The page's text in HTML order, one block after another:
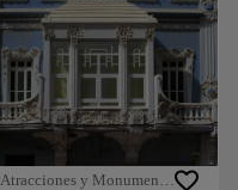
Atracciones y Monumentos